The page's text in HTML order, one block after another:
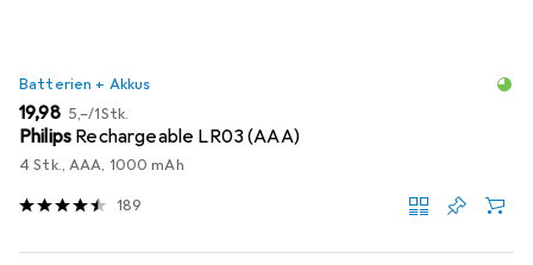
Batterien + Akkus
EUR
19,98 EUR
5,–/1Stk.
Philips Rechargeable LR03 (AAA)
4 Stk., AAA, 1000 mAh
189